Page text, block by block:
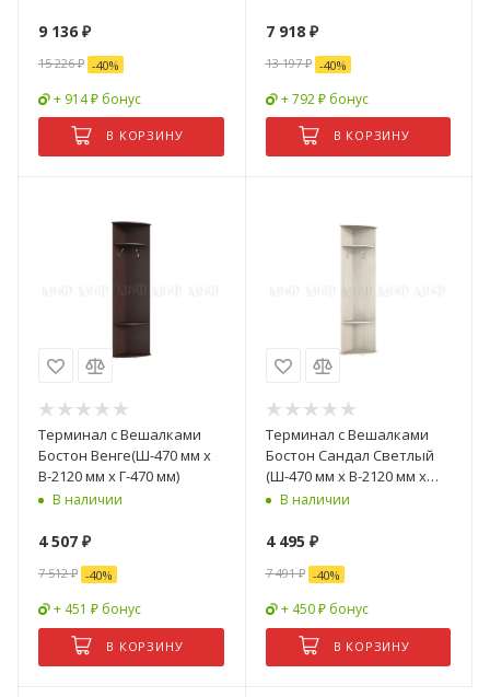
9 136 ₽
15 226₽ -40%
+ 914 ₽ бонус
В КОРЗИНУ
7 918₽
13 197₽ -40%
+ 792 ₽ бонус
В КОРЗИНУ
Терминал с Вешалками
Бостон Венге(Ш-470 мм x
В-2120 мм x Г-470 мм)
В наличии
4 507 ₽
7 512₽ -40%
+ 451 ₽ бонус
В КОРЗИНУ
Терминал с Вешалками
Бостон Сандал Светлый
(Ш-470 мм x В-2120 мм x
Г-470 мм)
В наличии
4 495 ₽
7 491₽ -40%
+ 450 ₽ бонус
В КОРЗИНУ